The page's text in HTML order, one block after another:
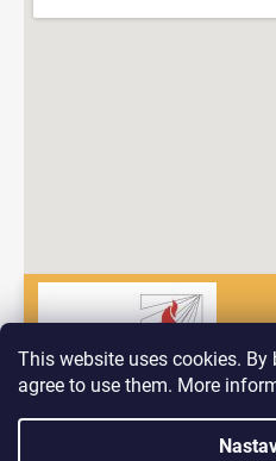
This website uses cookies.
agree to use them. More
V prípade, ak by ste mali problém